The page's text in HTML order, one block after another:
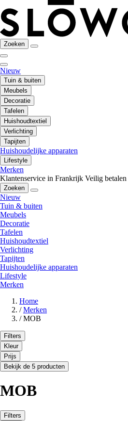
Zoeken
Nieuw
Tuin & buiten
Meubels
Decoratie
Tafelen
Huishoudtextiel
Verlichting
Tapijten
Huishoudelijke apparaten
Lifestyle
Merken
Klantenservice in Frankrijk Veilig betalen
Zoeken
Nieuw
Tuin & buiten
Meubels
Decoratie
Tafelen
Huishoudtextiel
Verlichting
Tapijten
Huishoudelijke apparaten
Lifestyle
Merken
Home
/ Merken
/ MOB
Filters
Kleur
Prijs
Bekijk de 5 producten
MOB
Filters